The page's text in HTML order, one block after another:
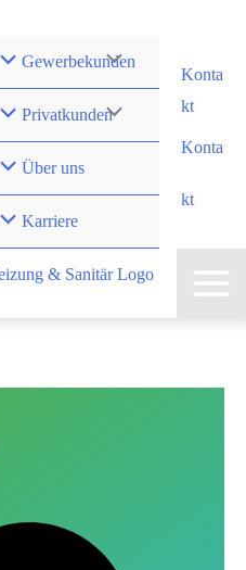
Gewerbekunden
Privatkunden
Über uns
Karriere
Konta
kt
Konta
kt